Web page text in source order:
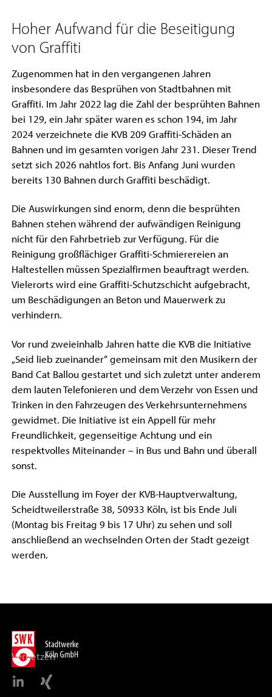
Hoher Aufwand für die Beseitigung
von Graffiti
Zugenommen hat in den vergangenen Jahren
insbesondere das Besprühen von Stadtbahnen mit
Graffiti. Im Jahr 2022 lag die Zahl der besprühten Bahnen
bei 129, ein Jahr später waren es schon 194, im Jahr
2024 verzeichnete die KVB 209 Graffiti-Schäden an
Bahnen und im gesamten vorigen Jahr 231. Dieser Trend
setzt sich 2026 nahtlos fort. Bis Anfang Juni wurden
bereits 130 Bahnen durch Graffiti beschädigt.
Die Auswirkungen sind enorm, denn die besprühten
Bahnen stehen während der aufwändigen Reinigung
nicht für den Fahrbetrieb zur Verfügung. Für die
Reinigung großflächiger Graffiti-Schmierereien an
Haltestellen müssen Spezialfirmen beauftragt werden.
Vielerorts wird eine Graffiti-Schutzschicht aufgebracht,
um Beschädigungen an Beton und Mauerwerk zu
verhindern.
Vor rund zweieinhalb Jahren hatte die KVB die Initiative
„Seid lieb zueinander“ gemeinsam mit den Musikern der
Band Cat Ballou gestartet und sich zuletzt unter anderem
dem lauten Telefonieren und dem Verzehr von Essen und
Trinken in den Fahrzeugen des Verkehrsunternehmens
gewidmet. Die Initiative ist ein Appell für mehr
Freundlichkeit, gegenseitige Achtung und ein
respektvolles Miteinander – in Bus und Bahn und überall
sonst.
Die Ausstellung im Foyer der KVB-Hauptverwaltung,
Scheidtweilerstraße 38, 50933 Köln, ist bis Ende Juli
(Montag bis Freitag 9 bis 17 Uhr) zu sehen und soll
anschließend an wechselnden Orten der Stadt gezeigt
werden.
Vernetzen